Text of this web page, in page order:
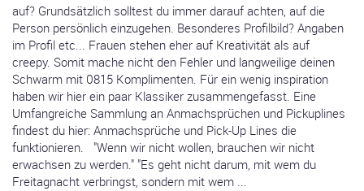
auf? Grundsätzlich solltest du immer darauf achten, auf die
Person persönlich einzugehen. Besonderes Profilbild? Angaben
im Profil etc... Frauen stehen eher auf Kreativität als auf
creepy. Somit mache nicht den Fehler und langweilige deinen
Schwarm mit 0815 Komplimenten. Für ein wenig inspiration
haben wir hier ein paar Klassiker zusammengefasst. Eine
Umfangreiche Sammlung an Anmachsprüchen und Pickuplines
findest du hier: Anmachsprüche und Pick-Up Lines die
funktionieren. "Wenn wir nicht wollen, brauchen wir nicht
erwachsen zu werden." "Es geht nicht darum, mit wem du
Freitagnacht verbringst, sondern mit wem ...